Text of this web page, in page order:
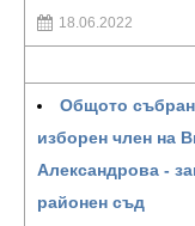
18.06.2022
Общото
изборен член на
Александрова -
районен съд